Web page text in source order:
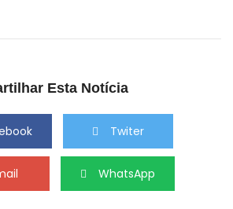
Esta Notícia
Twiter
WhatsApp